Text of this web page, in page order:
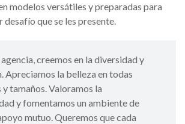
modelos versátiles y preparadas para
que se les presente.
creemos en la diversidad y
Apreciamos la belleza en todas
y tamaños. Valoramos la
y fomentamos un ambiente de
mutuo. Queremos que cada